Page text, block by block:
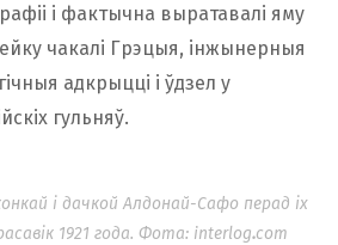
і фактычна выратавалі яму
чакалі Грэцыя, інжынерныя
адкрыцці і ўдзел у
гульняў.
і дачкой Алдонай-Сафо перад іх
1921 года. Фота: interlog.com